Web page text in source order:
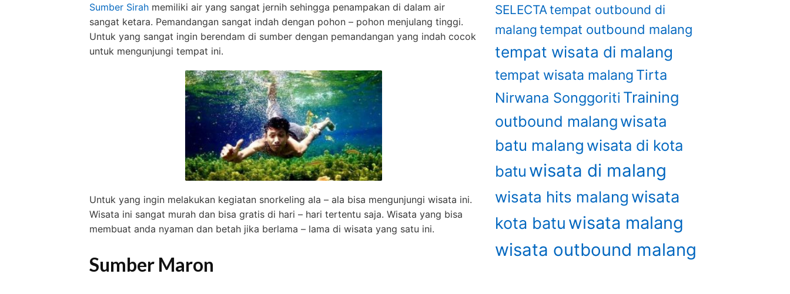
Sumber Sirah memiliki air yang sangat jernih sehingga penampakan di dalam air
sangat ketara. Pemandangan sangat indah dengan pohon – pohon menjulang tinggi.
Untuk yang sangat ingin berendam di sumber dengan pemandangan yang indah cocok
untuk mengunjungi tempat ini.
Untuk yang ingin melakukan kegiatan snorkeling ala – ala bisa mengunjungi wisata ini.
Wisata ini sangat murah dan bisa gratis di hari – hari tertentu saja. Wisata yang bisa
membuat anda nyaman dan betah jika berlama – lama di wisata yang satu ini.
Sumber Maron
SELECTAtempat outbound di
malang tempat outbound malang
tempat wisata di malang
tempat wisata malang Tirta
Nirwana Songgoriti Training
outbound malangwisata
batu malang wisata di kota
batu wisata di malang
wisata hits malang wisata
kota batu wisata malang
wisata outbound malang